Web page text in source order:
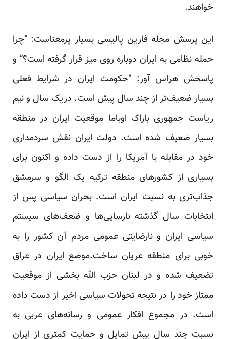
خواهند.
این پرسش مجله فارین پالیسی بسیار پرمعناست: “چرا
حمله نظامی به ایران دوباره روی میز قرار گرفته است؟” و
پاسخش هراس آور: “حکومت ایران در شرایط فعلی
بسیار ضعیف‌تر از چند سال پیش است. دریک سال و نیم
ریاست جمهوری باراک اوباما موقعیت ایران در منطقه
بسیار ضعیف شده است. دولت ایران نقش سردمداری
خود در مقابله با آمریکا را از دست داده و اکنون برای
بسیاری از کشورهای منطقه ترکیه یک الگو و سرمشق
جذاب‌تری به نسبت ایران است. بحران سیاسی پس از
انتخابات سال گذشته نارسایی‌ها و ضعف‌های سیستم
سیاسی ایران و نارضایتی عمومی مردم آن کشور را به
خوبی برای منطقه عریان ساخت.موضع ایران در عراق
تضعیف شده و در لبنان حزب الله بخشی از موقعیت
ممتاز خود را در نتیجه تحولات سیاسی اخیر از دست داده
است. در مجموع افکار عمومی و رسانه‌های عربی به
نسبت چند سال پیش تمایل و حمایت کمتری از ایران